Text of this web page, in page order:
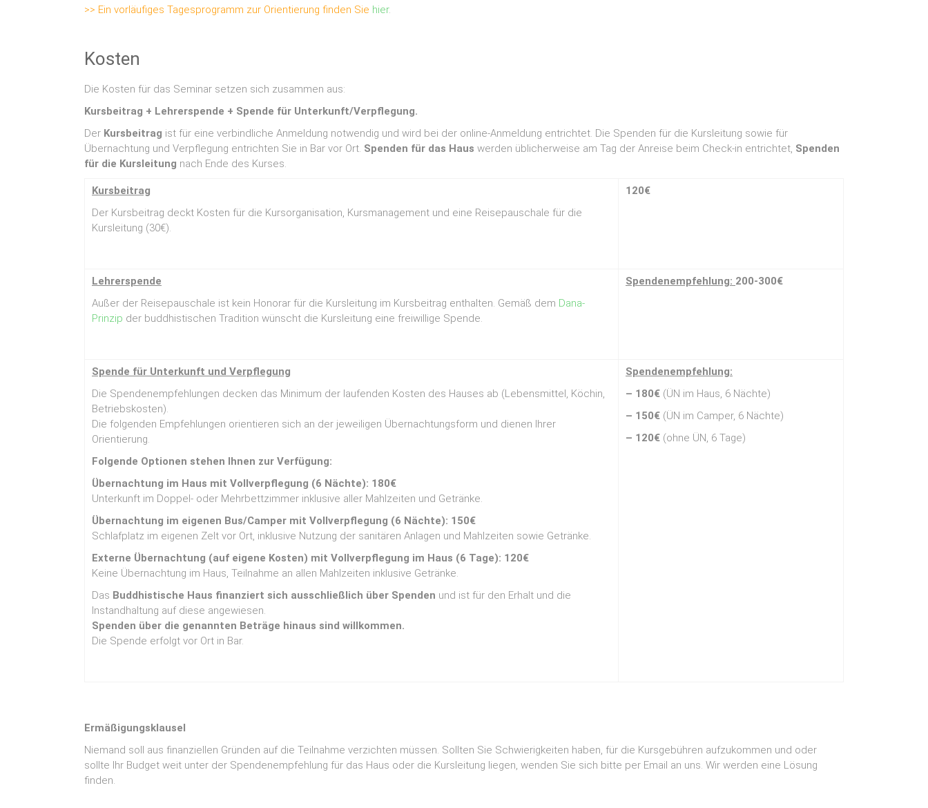
>> Ein vorläufiges Tagesprogramm zur Orientierung finden Sie hier.
Kosten
Die Kosten für das Seminar setzen sich zusammen aus:
Kursbeitrag + Lehrerspende + Spende für Unterkunft/Verpflegung.
Der Kursbeitrag ist für eine verbindliche Anmeldung notwendig und wird bei der online-Anmeldung entrichtet. Die Spenden für die Kursleitung sowie für
Übernachtung und Verpflegung entrichten Sie in Bar vor Ort. Spenden für das Haus werden üblicherweise am Tag der Anreise beim Check-in entrichtet, Spenden
für die Kursleitung nach Ende des Kurses.
Kursbeitrag
Der Kursbeitrag deckt Kosten für die Kursorganisation, Kursmanagement und eine Reisepauschale für die
Kursleitung (30€).
120€
Lehrerspende
Außer der Reisepauschale ist kein Honorar für die Kursleitung im Kursbeitrag enthalten. Gemäß dem Dana-
Prinzip der buddhistischen Tradition wünscht die Kursleitung eine freiwillige Spende.
Spendenempfehlung: 200-300€
Spende für Unterkunft und Verpflegung
Die Spendenempfehlungen decken das Minimum der laufenden Kosten des Hauses ab (Lebensmittel, Köchin,
Betriebskosten).
Die folgenden Empfehlungen orientieren sich an der jeweiligen Übernachtungsform und dienen Ihrer
Orientierung.
Folgende Optionen stehen Ihnen zur Verfügung:
Übernachtung im Haus mit Vollverpflegung (6 Nächte): 180€
Unterkunft im Doppel- oder Mehrbettzimmer inklusive aller Mahlzeiten und Getränke.
Übernachtung im eigenen Bus/Camper mit Vollverpflegung (6 Nächte): 150€
Schlafplatz im eigenen Zelt vor Ort, inklusive Nutzung der sanitären Anlagen und Mahlzeiten sowie Getränke.
Externe Übernachtung (auf eigene Kosten) mit Vollverpflegung im Haus (6 Tage): 120€
Keine Übernachtung im Haus, Teilnahme an allen Mahlzeiten inklusive Getränke.
Das Buddhistische Haus finanziert sich ausschließlich über Spenden und ist für den Erhalt und die
Instandhaltung auf diese angewiesen.
Spenden über die genannten Beträge hinaus sind willkommen.
Die Spende erfolgt vor Ort in Bar.
Spendenempfehlung:
– 180€ (ÜN im Haus, 6 Nächte)
– 150€ (ÜN im Camper, 6 Nächte)
– 120€ (ohne ÜN, 6 Tage)
Ermäßigungsklausel
Niemand soll aus finanziellen Gründen auf die Teilnahme verzichten müssen. Sollten Sie Schwierigkeiten haben, für die Kursgebühren aufzukommen und oder
sollte Ihr Budget weit unter der Spendenempfehlung für das Haus oder die Kursleitung liegen, wenden Sie sich bitte per Email an uns. Wir werden eine Lösung
finden.